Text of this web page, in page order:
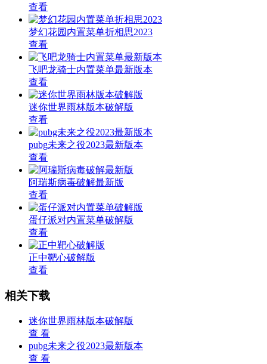
查看
梦幻花园内置菜单折相思2023
查看
飞吧龙骑士内置菜单最新版本
查看
迷你世界雨林版本破解版
查看
pubg未来之役2023最新版本
查看
阿瑞斯病毒破解最新版
查看
蛋仔派对内置菜单破解版
查看
正中靶心破解版
查看
相关下载
迷你世界雨林版本破解版
查 看
pubg未来之役2023最新版本
查 看